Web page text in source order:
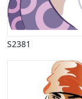
Huse,
Jagt
Kærlighed,
Køretøjer
Landbrug
S2381